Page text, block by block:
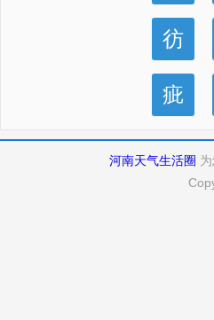
彷
疵
河南天气生活圈